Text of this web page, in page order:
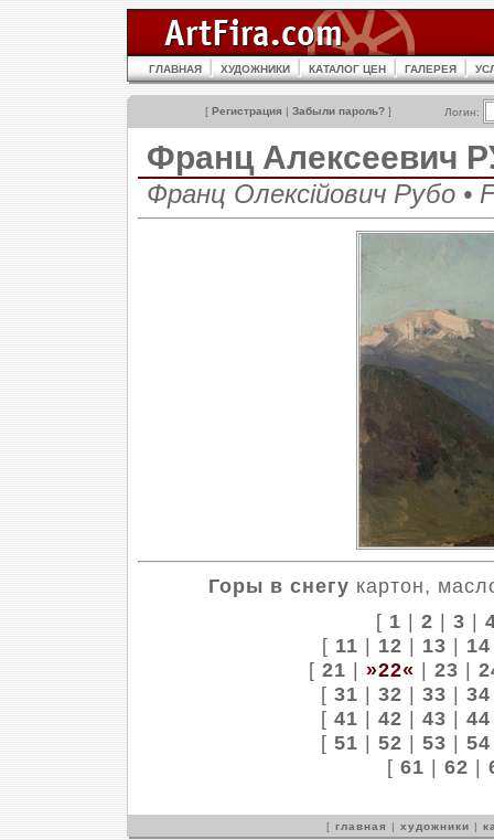
ГЛАВНАЯ ХУДОЖНИКИ КАТАЛОГ ЦЕН ГАЛЕРЕЯ
[ Регистрация | Забыли пароль? ] Логин:
Франц Алексеевич
Франц Олексійович Рубо •
Горы в снегу картон,
[ 1 | 2 | 3 |
[ 11 | 12 | 13 | 14
[ 21 | »22« | 23 |
[ 31 | 32 | 33 | 34
[ 41 | 42 | 43 | 44
[ 51 | 52 | 53 | 54
[ 61 | 62 |
[ главная | художники |